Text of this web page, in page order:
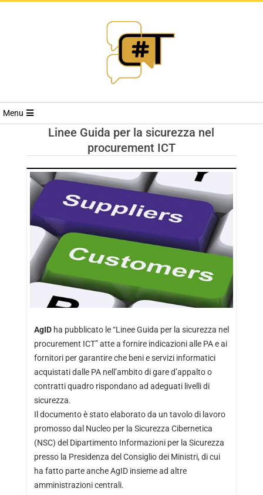
RIVISTA
TRENDS
Menu
Linee Guida per la sicurezza nel
procurement ICT
AgIDha pubblicato le “Linee Guida per la sicurezza nel
procurement ICT” atte a fornire indicazioni alle PA e ai
fornitori per garantire che beni e servizi informatici
acquistati dalle PA nell’ambito di gare d’appalto o
contratti quadro rispondano ad adeguati livelli di
sicurezza.
Il documento è stato elaborato da un tavolo di lavoro
promosso dal Nucleo per la Sicurezza Cibernetica
(NSC) del Dipartimento Informazioni per la Sicurezza
presso la Presidenza del Consiglio dei Ministri, di cui
ha fatto parte anche AgID insieme ad altre
amministrazioni centrali.